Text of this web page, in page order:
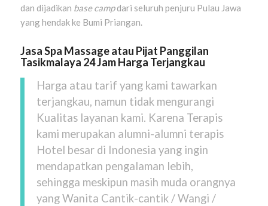
dan dijadikan base campdari seluruh penjuru Pulau Jawa
yang hendak ke Bumi Priangan.
Jasa Spa Massage atau Pijat Panggilan
Tasikmalaya 24 Jam Harga Terjangkau
Harga atau tarif yang kami tawarkan
terjangkau, namun tidak mengurangi
Kualitas layanan kami. Karena Terapis
kami merupakan alumni-alumni terapis
Hotel besar di Indonesia yang ingin
mendapatkan pengalaman lebih,
sehingga meskipun masih muda orangnya
yang Wanita Cantik-cantik / Wangi /